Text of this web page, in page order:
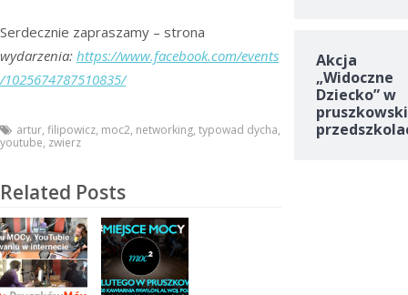
Serdecznie zapraszamy – strona
wydarzenia: https://www.facebook.com/events
/1025674787510835/
artur, filipowicz, moc2, networking, typowad dycha,
youtube, zwierz
Related Posts
Akcja
„Widoczne
Dziecko” w